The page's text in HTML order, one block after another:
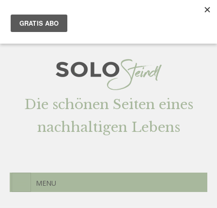
Team AGENTUR
Die schönen Seiten eines
nachhaltigen Lebens
MENU